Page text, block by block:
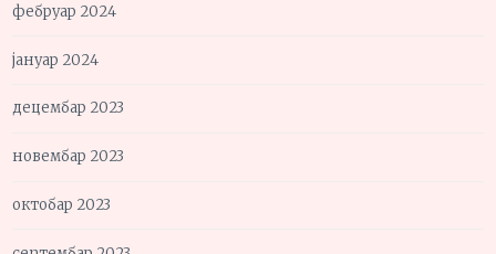
фебруар 2024
јануар 2024
децембар 2023
новембар 2023
октобар 2023